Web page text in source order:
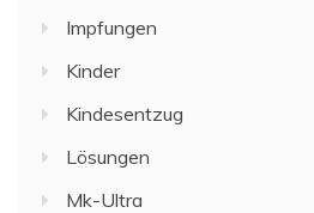
Impfungen
Kinder
Kindesentzug
Lösungen
Mk-Ultra